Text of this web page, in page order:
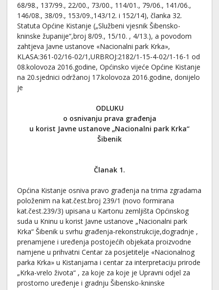
68/98., 137/99., 22/00., 73/00., 114/01., 79/06., 141/06.,
146/08., 38/09., 153/09.,143/12. i 152/14), članka 32.
Statuta Općine Kistanje („Službeni vjesnik Šibensko-
kninske županije“,broj 8/09., 15/10. , 4/13.), a povodom
zahtjeva Javne ustanove «Nacionalni park Krka»,
KLASA:361-02/16-02/1,URBROJ:2182/1-15-4-02/1-16-1 od
08.kolovoza 2016.godine, Općinsko vijeće Općine Kistanje
na 20.sjednici održanoj 17.kolovoza 2016.godine, donijelo
je
ODLUKU
o osnivanju prava građenja
u korist Javne ustanove „Nacionalni park Krka“
Šibenik
Članak 1.
Općina Kistanje osniva pravo građenja na trima zgradama
položenim na kat.čest.broj 239/1 (novo formirana
kat.čest.239/3) upisana u Kartonu zemljišta Općinskog
suda u Kninu u korist Javne ustanove „Nacionalni park
Krka“ Šibenik u svrhu građenja-rekonstrukcije,dogradnje ,
prenamjene i uređenja postojećih objekata proizvodne
namjene u prihvatni Centar za posjetitelje «Nacionalnog
parka Krka» u Kistanjama i centar za interpretaciju prirode
„Krka-vrelo života“ , za koje za koje je Upravni odjel za
prostorno uređenje i gradnju Šibensko-kninske